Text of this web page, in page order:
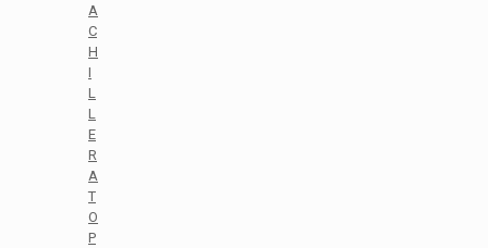
A
C
H
I
L
L
E
R
A
T
O
P